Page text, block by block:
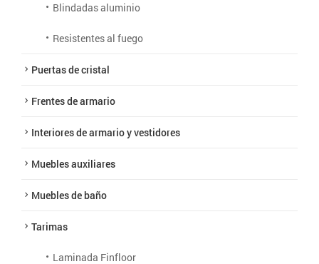
Blindadas aluminio
Resistentes al fuego
Puertas de cristal
Frentes de armario
Interiores de armario y vestidores
Muebles auxiliares
Muebles de baño
Tarimas
Laminada Finfloor